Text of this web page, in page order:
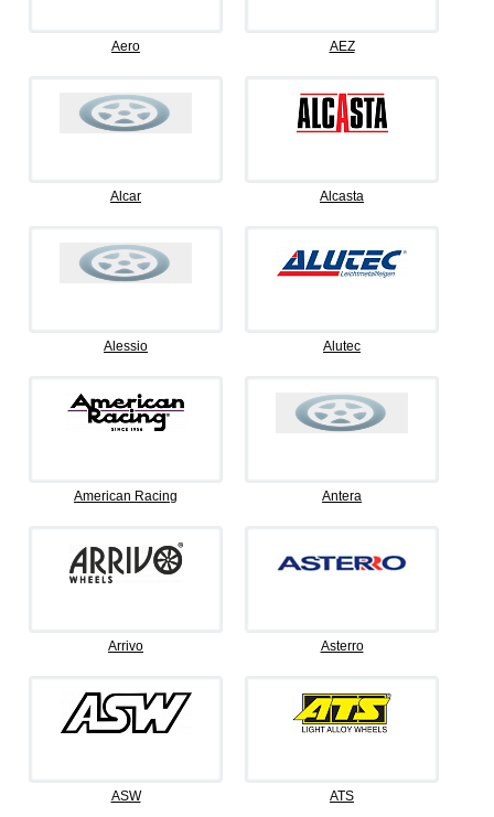
Aero AEZ
Alcar Alcasta
Alessio Alutec
American Racing Antera
Arrivo Asterro
ASW ATS